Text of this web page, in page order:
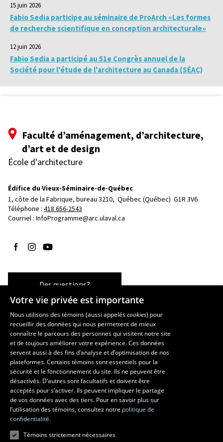
15 juin 2026
Fabio Sedia participe au séminaire de ProArch «Les formes
de recherche scientifique en conception architecturale»
12 juin 2026
Fabio Sedia a participé au 51e Congrès annuel de la
Société pour l'étude de l'architecture au Canada (SÉAC)
Faculté d’aménagement, d’architecture,
d’art et de design
École d'architecture
Édifice du Vieux-Séminaire-de-Québec
1, côte de la Fabrique, bureau 3210, Québec (Québec)  G1R 3V6
Téléphone : 418 656-2543
Courriel : InfoProgramme@arc.ulaval.ca
Suivez-nous sur Facebook
Suivez-nous sur Instagram
Suivez-nous sur YouTube
Des questions?
Les écoles et la recherche
École d’art
École supérieure d’aménagement du territoire et de développement
régional
École de design
Centre de recherche en aménagement et développement
Votre vie privée est importante
Nous utilisons des témoins (aussi appeléscookies) pour
recueillir des données qui nous permettent de mieux
connaître le parcours des personnes qui visitent notre site
et de toujours améliorer votre expérience. Ces données
servent aussi à des fins d’analyse et d’optimisation de nos
plateformes. Certains témoins sont essentiels pour la
sécurité et le fonctionnement du site. Ils ne peuvent être
désactivés. D’autres sont facultatifs et doivent être
acceptés pour s’activer. Ils peuvent impliquer le partage
de vos données avec des tiers. Pour en savoir plus sur
l’utilisation des témoins, consultez notre politique de
confidentialité.
Témoins strictement nécessaires